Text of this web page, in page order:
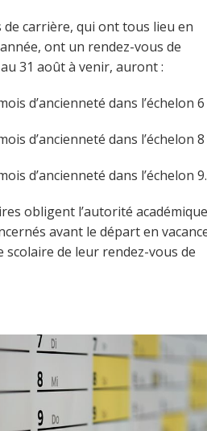
carrière, qui ont tous lieu en
ont un rendez-vous de
31 août à venir, auront :
d’ancienneté dans l’échelon 6
d’ancienneté dans l’échelon 8
d’ancienneté dans l’échelon 9.
obligent l’autorité
avant le départ en
scolaire de leur rendez-vous de